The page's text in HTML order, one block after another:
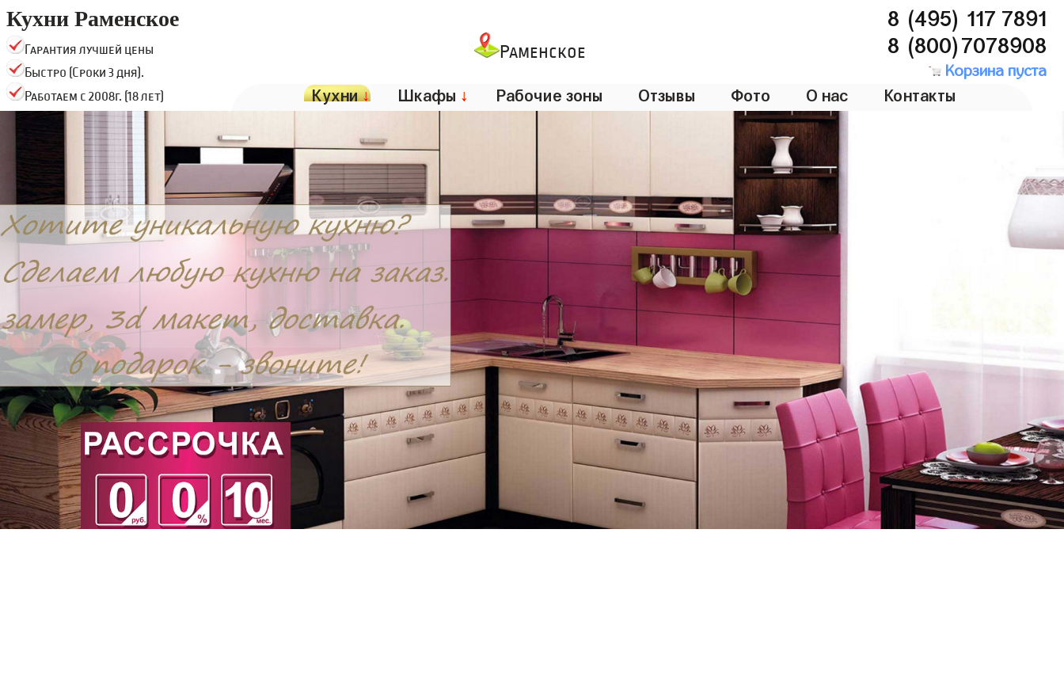
Кухни Раменское
Гарантия лучшей цены
Быстро (Сроки 3 дня).
Работаем с 2008г. (18 лет)
Раменское
8 (495) 117 7891
8 (800)7078908
Корзина пуста
Кухни↓ Шкафы ↓ Рабочие зоны Отзывы Фото О нас Контакты